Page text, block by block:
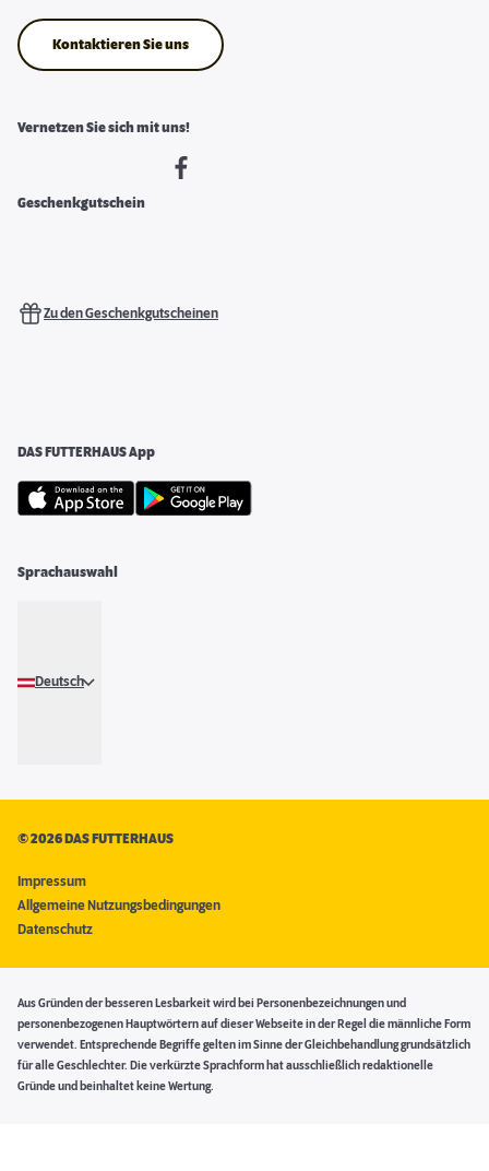
Kontaktieren Sie uns
Vernetzen Sie sich mit uns!
Geschenkgutschein
Zu den Geschenkgutscheinen
DAS FUTTERHAUS App
Sprachauswahl
Deutsch
©2026 DAS FUTTERHAUS
Impressum
Allgemeine Nutzungsbedingungen
Datenschutz
Aus Gründen der besseren Lesbarkeit wird bei Personenbezeichnungen und
personenbezogenen Hauptwörtern auf dieser Webseite in der Regel die männliche Form
verwendet. Entsprechende Begriffe gelten im Sinne der Gleichbehandlung grundsätzlich
für alle Geschlechter. Die verkürzte Sprachform hat ausschließlich redaktionelle
Gründe und beinhaltet keine Wertung.